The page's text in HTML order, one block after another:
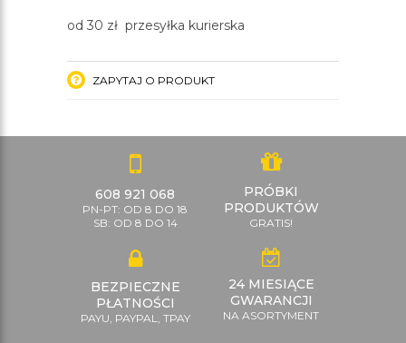
od 30 zł przesyłka kurierska
ZAPYTAJ O PRODUKT
608 921 068
PN-PT: OD 8 DO 18
SB: OD 8 DO 14
PRÓBKI
PRODUKTÓW
GRATIS!
BEZPIECZNE
PŁATNOŚCI
PAYU, PAYPAL, TPAY
24 MIESIĄCE
GWARANCJI
NA ASORTYMENT